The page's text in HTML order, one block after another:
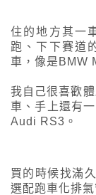
住的地方其一
跑、下下賽道
車，像是BMW
我自己很喜歡
車、手上還有
Audi RS3。
買的時候找滿
選配跑車化排